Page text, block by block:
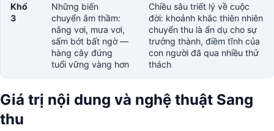
Khổ
3
Những biến
chuyển âm thầm:
nắng vơi, mưa vơi,
sấm bớt bất ngờ —
hàng cây đứng
tuổi vững vàng hơn
Chiều sâu triết lý về cuộc
đời: khoảnh khắc thiên nhiên
chuyển thu là ẩn dụ cho sự
trưởng thành, điềm tĩnh của
con người đã qua nhiều thử
thách
Giá trị nội dung và nghệ thuật Sang
thu